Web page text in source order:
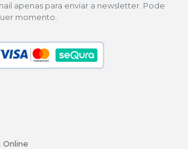
apenas para enviar a newsletter. Pode
momento.
Online